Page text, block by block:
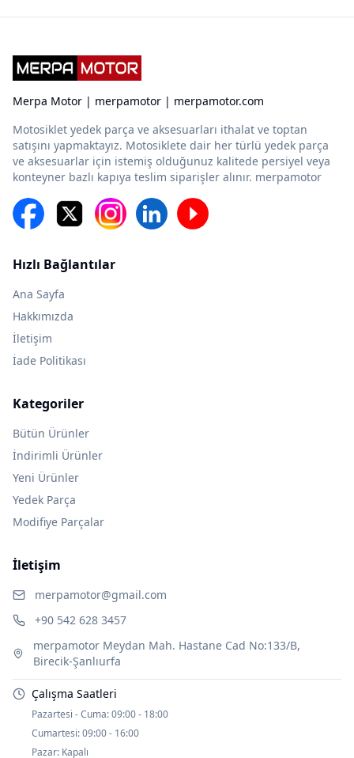
Merpa Motor | merpamotor | merpamotor.com
Motosiklet yedek parça ve aksesuarları ithalat ve toptan
satışını yapmaktayız. Motosiklete dair her türlü yedek parça
ve aksesuarlar için istemiş olduğunuz kalitede persiyel veya
konteyner bazlı kapıya teslim siparişler alınır. merpamotor
Hızlı Bağlantılar
Ana Sayfa
Hakkımızda
İletişim
İade Politikası
Kategoriler
Bütün Ürünler
İndirimli Ürünler
Yeni Ürünler
Yedek Parça
Modifiye Parçalar
İletişim
merpamotor@gmail.com
+90 542 628 3457
merpamotor Meydan Mah. Hastane Cad No:133/B,
Birecik-Şanlıurfa
Çalışma Saatleri
Pazartesi - Cuma:09:00 - 18:00
Cumartesi:09:00 - 16:00
Pazar: Kapalı